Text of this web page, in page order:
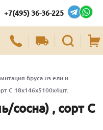
+7(495) 36-36-225
бруса из ели и
C 18х146х5100х4шт.
сосна) , сорт C